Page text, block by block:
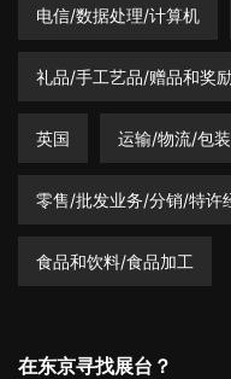
电信/数据处理/计算机
礼品/手工艺品/赠品和奖励
英国 运输/物流/包装
零售/批发业务/分销/特许
食品和饮料/食品加工
在东京寻找展台？